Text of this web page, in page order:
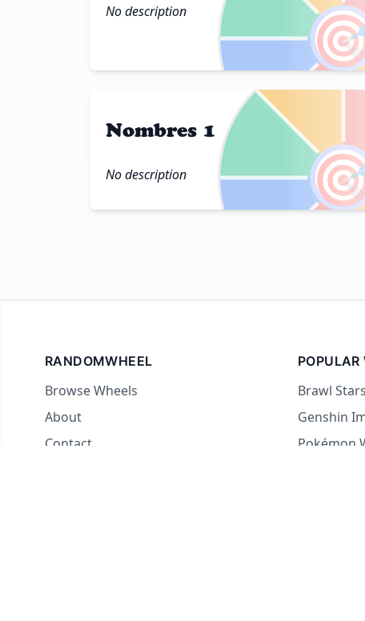
No description
Nombres 1
No description
RANDOMWHEEL
Browse Wheels
About
Contact
POPULAR
Brawl
Genshin
Pokémon